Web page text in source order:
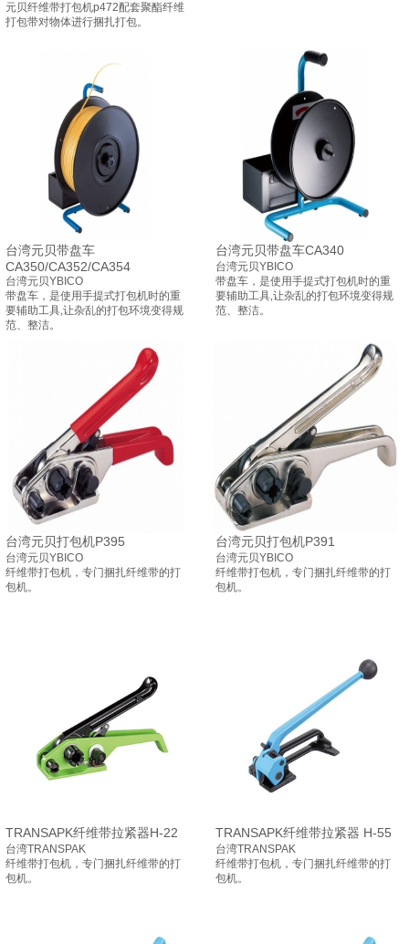
元贝纤维带打包机p472配套聚酯纤维
打包带对物体进行捆扎打包。
台湾元贝带盘车
CA350/CA352/CA354
台湾元贝YBICO
带盘车，是使用手提式打包机时的重
要辅助工具,让杂乱的打包环境变得规
范、整洁。
台湾元贝带盘车CA340
台湾元贝YBICO
带盘车，是使用手提式打包机时的重
要辅助工具,让杂乱的打包环境变得规
范、整洁。
台湾元贝打包机P395
台湾元贝YBICO
纤维带打包机，专门捆扎纤维带的打
包机。
台湾元贝打包机P391
台湾元贝YBICO
纤维带打包机，专门捆扎纤维带的打
包机。
TRANSAPK纤维带拉紧器H-22
台湾TRANSPAK
纤维带打包机，专门捆扎纤维带的打
包机。
TRANSAPK纤维带拉紧器 H-55
台湾TRANSPAK
纤维带打包机，专门捆扎纤维带的打
包机。